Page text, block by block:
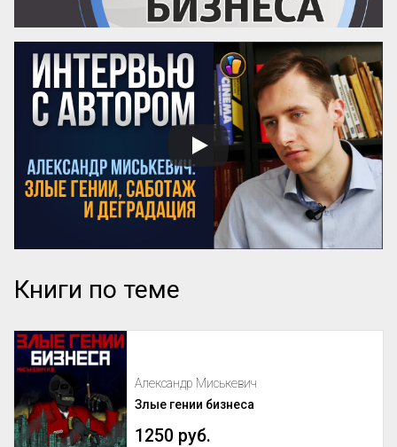
Книги по теме
Александр Миськевич
Злые гении бизнеса
1250 руб.